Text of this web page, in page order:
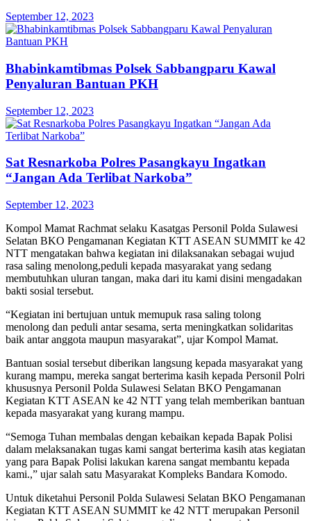
September 12, 2023
Bhabinkamtibmas Polsek Sabbangparu Kawal
Penyaluran Bantuan PKH
September 12, 2023
Sat Resnarkoba Polres Pasangkayu Ingatkan
“Jangan Ada Terlibat Narkoba”
September 12, 2023
Kompol Mamat Rachmat selaku Kasatgas Personil Polda Sulawesi
Selatan BKO Pengamanan Kegiatan KTT ASEAN SUMMIT ke 42
NTT mengatakan bahwa kegiatan ini dilaksanakan sebagai wujud
rasa saling menolong,peduli kepada masyarakat yang sedang
membutuhkan uluran tangan, maka dari itu kami disini mengadakan
bakti sosial tersebut.
“Kegiatan ini bertujuan untuk memupuk rasa saling tolong
menolong dan peduli antar sesama, serta meningkatkan solidaritas
baik antar anggota maupun masyarakat”, ujar Kompol Mamat.
Bantuan sosial tersebut diberikan langsung kepada masyarakat yang
kurang mampu, mereka sangat berterima kasih kepada Personil Polri
khususnya Personil Polda Sulawesi Selatan BKO Pengamanan
Kegiatan KTT ASEAN ke 42 NTT yang telah memberikan bantuan
kepada masyarakat yang kurang mampu.
“Semoga Tuhan membalas dengan kebaikan kepada Bapak Polisi
dalam melaksanakan tugas kami sangat berterima kasih atas kegiatan
yang para Bapak Polisi lakukan karena sangat membantu kepada
kami.,” ujar salah satu Masyarakat Kompleks Bandara Komodo.
Untuk diketahui Personil Polda Sulawesi Selatan BKO Pengamanan
Kegiatan KTT ASEAN SUMMIT ke 42 NTT merupakan Personil